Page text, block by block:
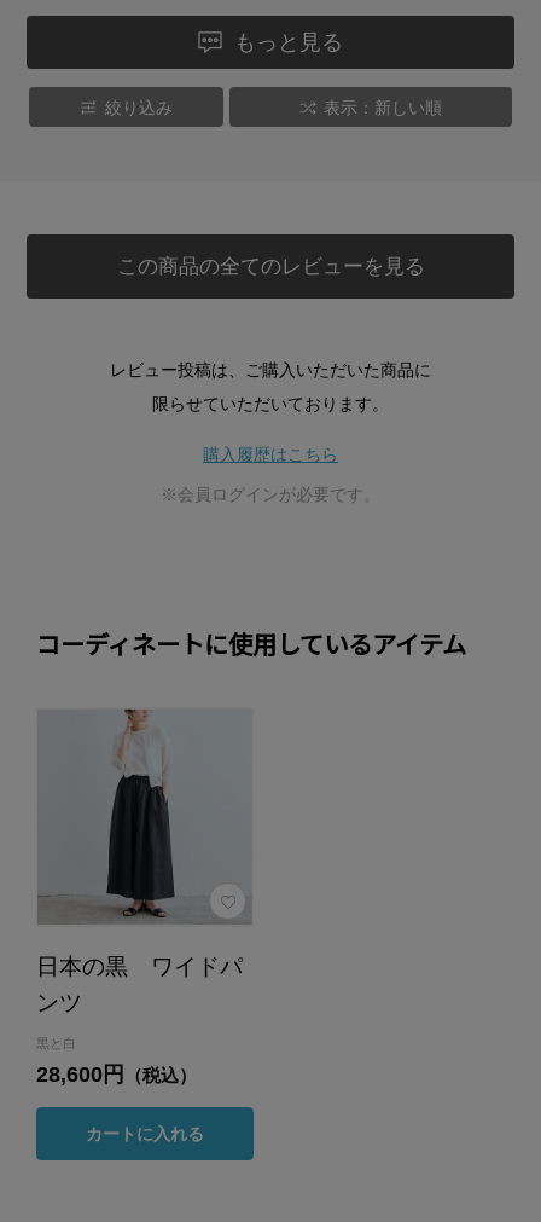
もっと見る
絞り込み 表示：新しい順
この商品の全てのレビューを見る
レビュー投稿は、ご購入いただいた商品に
限らせていただいております。
購入履歴はこちら
※会員ログインが必要です。
コーディネートに使用しているアイテム
日本の黒 ワイドパ
ンツ
黒と白
28,600円 （税込）
カートに入れる